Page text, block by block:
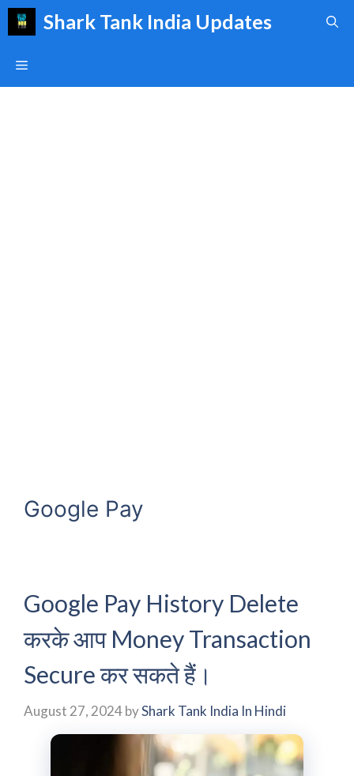
Skip
Shark Tank India Updates
Menu
Google Pay
Google Pay History Delete
करके आप Money Transaction
Secure कर सकते हैं।
August 27, 2024byShark Tank India In Hindi